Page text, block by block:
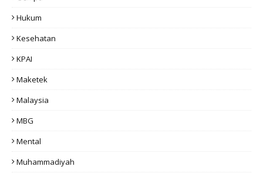
Hukum
Kesehatan
KPAI
Maketek
Malaysia
MBG
Mental
Muhammadiyah